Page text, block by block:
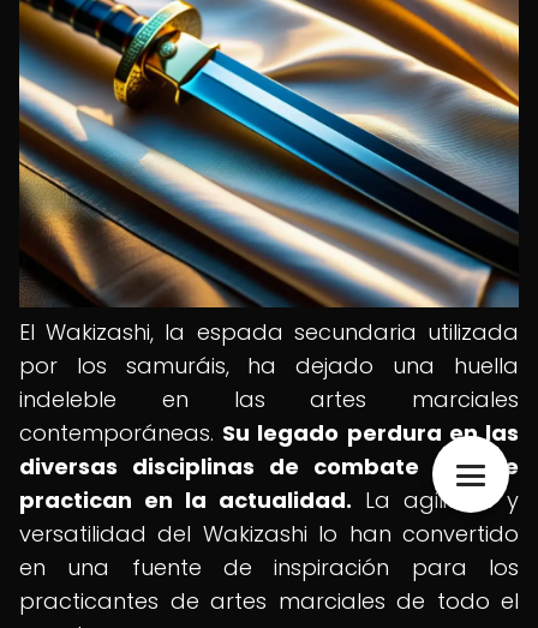
El Wakizashi, la espada secundaria utilizada
por los samuráis, ha dejado una huella
indeleble en las artes marciales
contemporáneas. Su legado perdura en las
diversas disciplinas de combate que se
practican en la actualidad. La agilidad y
versatilidad del Wakizashi lo han convertido
en una fuente de inspiración para los
practicantes de artes marciales de todo el